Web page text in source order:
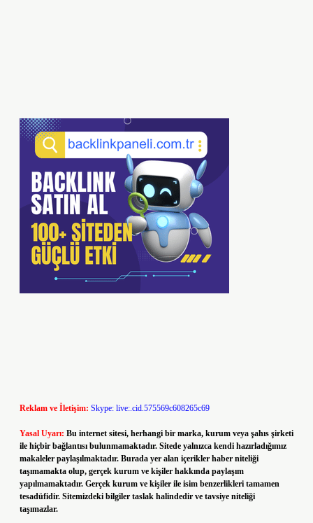
Reklam ve İletişim: Skype: live:.cid.575569c608265c69
Yasal Uyarı: Bu internet sitesi, herhangi bir marka, kurum veya şahıs şirketi
ile hiçbir bağlantısı bulunmamaktadır. Sitede yalnızca kendi hazırladığımız
makaleler paylaşılmaktadır. Burada yer alan içerikler haber niteliği
taşımamakta olup, gerçek kurum ve kişiler hakkında paylaşım
yapılmamaktadır. Gerçek kurum ve kişiler ile isim benzerlikleri tamamen
tesadüfidir. Sitemizdeki bilgiler taslak halindedir ve tavsiye niteliği
taşımazlar.